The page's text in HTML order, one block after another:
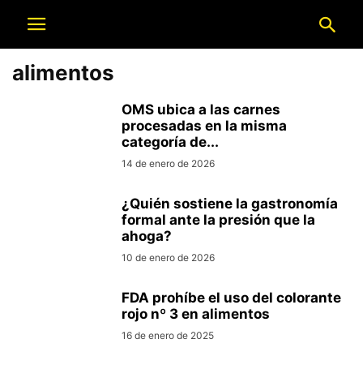
alimentos
OMS ubica a las carnes
procesadas en la misma
categoría de...
14 de enero de 2026
¿Quién sostiene la gastronomía
formal ante la presión que la
ahoga?
10 de enero de 2026
FDA prohíbe el uso del colorante
rojo nº 3 en alimentos
16 de enero de 2025